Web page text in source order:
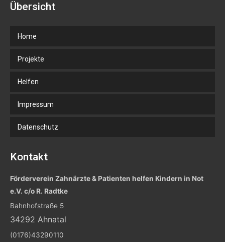
Übersicht
Home
Projekte
Helfen
Impressum
Datenschutz
Kontakt
Förderverein Zahnärzte & Patienten helfen Kindern in Not
e.V. c/o R. Radtke
Bahnhofstraße 5
34292 Ahnatal
(0176)43290110